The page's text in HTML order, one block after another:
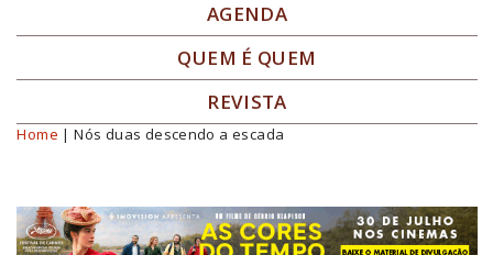
AGENDA
QUEM É QUEM
REVISTA
Você está aqui
Home | Nós duas descendo a escada